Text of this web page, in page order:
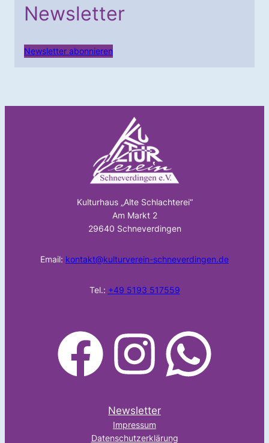
Newsletter
Newsletter abonnieren
Kulturhaus „Alte Schlachterei“
Am Markt 2
29640 Schneverdingen
Email: kontakt@kulturverein-schneverdingen.de
Tel.: +49 5193 517559
facebook Instagram WhatsApp
Newsletter
Impressum
Datenschutzerklärung